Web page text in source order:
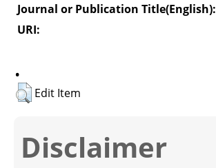
Journal or Publication Title(English):
URI:
.
Edit Item
Disclaimer